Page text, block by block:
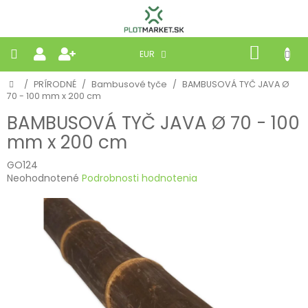
EUR
KOŠÍK
PLETIVÁ
PANELY
BRÁNY
MOBILNÉ
PRÍRODNÉ
Domov
/ PRÍRODNÉ / Bambusové tyče / BAMBUSOVÁ TYČ JAVA Ø
70 - 100 mm x 200 cm
BAMBUSOVÁ TYČ JAVA Ø 70 - 100
mm x 200 cm
GO124
Priemerné
produktu
Neohodnotené Podrobnosti hodnotenia